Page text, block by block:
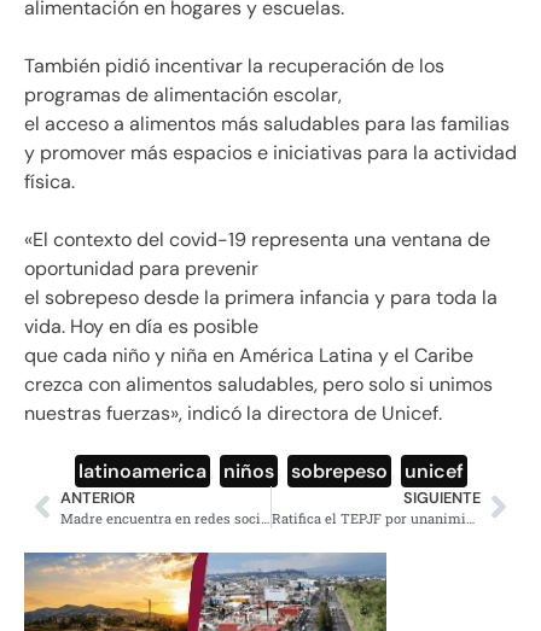
alimentación en hogares y escuelas.
También pidió incentivar la recuperación de los
programas de alimentación escolar,
el acceso a alimentos más saludables para las familias
y promover más espacios e iniciativas para la actividad
física.
«El contexto del covid-19 representa una ventana de
oportunidad para prevenir
el sobrepeso desde la primera infancia y para toda la
vida. Hoy en día es posible
que cada niño y niña en América Latina y el Caribe
crezca con alimentos saludables, pero solo si unimos
nuestras fuerzas», indicó la directora de Unicef.
latinoamerica niños sobrepeso unicef
ANTERIOR SIGUIENTE